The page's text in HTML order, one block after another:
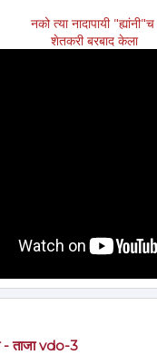
नको त्या नादापायी "ह्यांनी"च
शेतकरी बरबाद केला
- ताजा vdo-3